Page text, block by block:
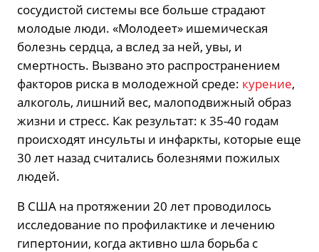
сосудистой системы все больше страдают
молодые люди. «Молодеет» ишемическая
болезнь сердца, а вслед за ней, увы, и
смертность. Вызвано это распространением
факторов риска в молодежной среде: курение,
алкоголь, лишний вес, малоподвижный образ
жизни и стресс. Как результат: к 35-40 годам
происходят инсульты и инфаркты, которые еще
30 лет назад считались болезнями пожилых
людей.
В США на протяжении 20 лет проводилось
исследование по профилактике и лечению
гипертонии, когда активно шла борьба с